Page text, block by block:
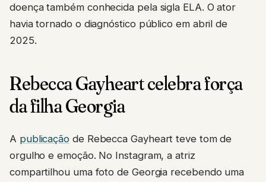
doença também conhecida pela sigla ELA. O ator
havia tornado o diagnóstico público em abril de
2025.
Rebecca Gayheart celebra força
da filha Georgia
A publicação de Rebecca Gayheart teve tom de
orgulho e emoção. No Instagram, a atriz
compartilhou uma foto de Georgia recebendo uma